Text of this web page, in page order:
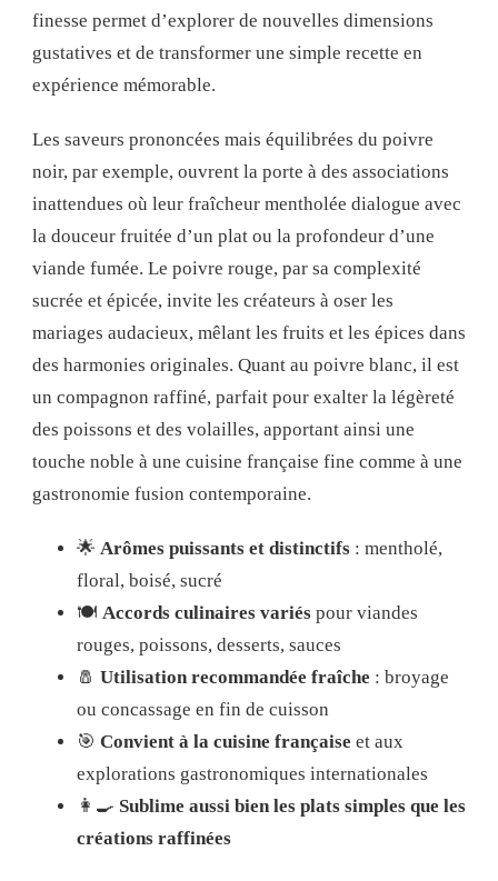
finesse permet d’explorer de nouvelles dimensions
gustatives et de transformer une simple recette en
expérience mémorable.
Les saveurs prononcées mais équilibrées du poivre
noir, par exemple, ouvrent la porte à des associations
inattendues où leur fraîcheur mentholée dialogue avec
la douceur fruitée d’un plat ou la profondeur d’une
viande fumée. Le poivre rouge, par sa complexité
sucrée et épicée, invite les créateurs à oser les
mariages audacieux, mêlant les fruits et les épices dans
des harmonies originales. Quant au poivre blanc, il est
un compagnon raffiné, parfait pour exalter la légèreté
des poissons et des volailles, apportant ainsi une
touche noble à une cuisine française fine comme à une
gastronomie fusion contemporaine.
🌟 Arômes puissants et distinctifs : mentholé,
floral, boisé, sucré
🍽️ Accords culinaires variés pour viandes
rouges, poissons, desserts, sauces
🧂 Utilisation recommandée fraîche : broyage
ou concassage en fin de cuisson
🎯 Convient à la cuisine française et aux
explorations gastronomiques internationales
👩‍🍳 Sublime aussi bien les plats simples que les
créations raffinées